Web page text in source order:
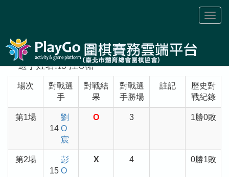
Toggle
選手姓名:13 汪O祐
場次
對戰選
手
對戰結
果
對戰選
手勝場
註記
歷史對
戰紀錄
第1場
14
劉
O
宸
O 3 1勝0敗
第2場
15
彭
O
X 4 0勝1敗